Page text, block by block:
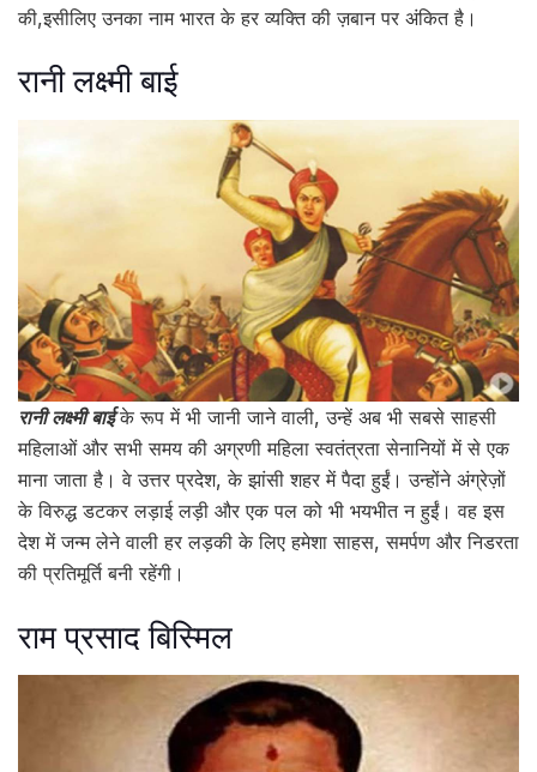
की,इसीलिए उनका नाम भारत के हर व्यक्ति की ज़बान पर अंकित है।
रानी लक्ष्मी बाई
रानी लक्ष्मी बाईके रूप में भी जानी जाने वाली, उन्हें अब भी सबसे साहसी
महिलाओं और सभी समय की अग्रणी महिला स्वतंत्रता सेनानियों में से एक
माना जाता है। वे उत्तर प्रदेश, के झांसी शहर में पैदा हुईं। उन्होंने अंग्रेज़ों
के विरुद्ध डटकर लड़ाई लड़ी और एक पल को भी भयभीत न हुईं। वह इस
देश में जन्म लेने वाली हर लड़की के लिए हमेशा साहस, समर्पण और निडरता
की प्रतिमूर्ति बनी रहेंगी।
राम प्रसाद बिस्मिल